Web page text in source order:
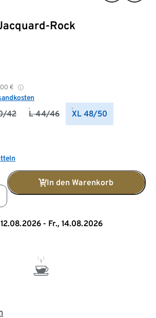
Rock
€
42 L 44/46 XL 48/50
In den Warenkorb
- Fr., 14.08.2026